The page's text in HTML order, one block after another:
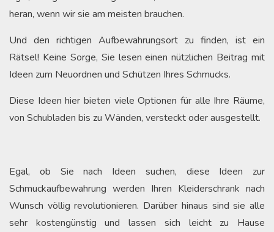
heran, wenn wir sie am meisten brauchen.
Und den richtigen Aufbewahrungsort zu finden, ist ein
Rätsel! Keine Sorge, Sie lesen einen nützlichen Beitrag mit
Ideen zum Neuordnen und Schützen Ihres Schmucks.
Diese Ideen hier bieten viele Optionen für alle Ihre Räume,
von Schubladen bis zu Wänden, versteckt oder ausgestellt.
Egal, ob Sie nach Ideen suchen, diese Ideen zur
Schmuckaufbewahrung werden Ihren Kleiderschrank nach
Wunsch völlig revolutionieren. Darüber hinaus sind sie alle
sehr kostengünstig und lassen sich leicht zu Hause